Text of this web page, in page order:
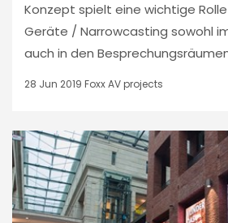
Konzept spielt eine wichtige
Geräte / Narrowcasting sowohl
auch in den
28 Jun 2019 Foxx AV projects